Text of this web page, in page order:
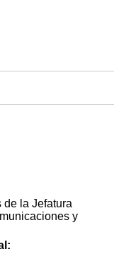
de la Jefatura
y